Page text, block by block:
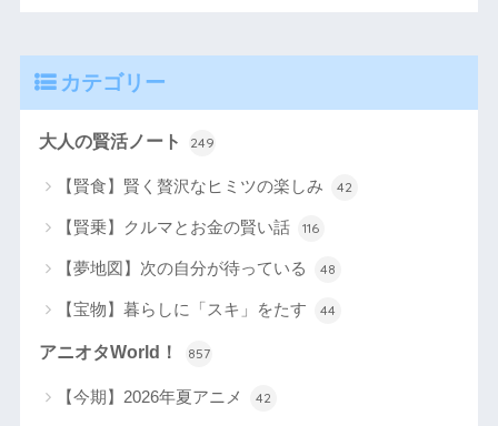
カテゴリー
大人の賢活ノート 249
【賢食】賢く贅沢なヒミツの楽しみ 42
【賢乗】クルマとお金の賢い話 116
【夢地図】次の自分が待っている 48
【宝物】暮らしに「スキ」をたす 44
アニオタWorld！ 857
【今期】2026年夏アニメ 42